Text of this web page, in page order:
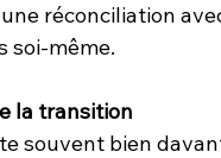
réconciliation
soi-même.
la transition
souvent bien